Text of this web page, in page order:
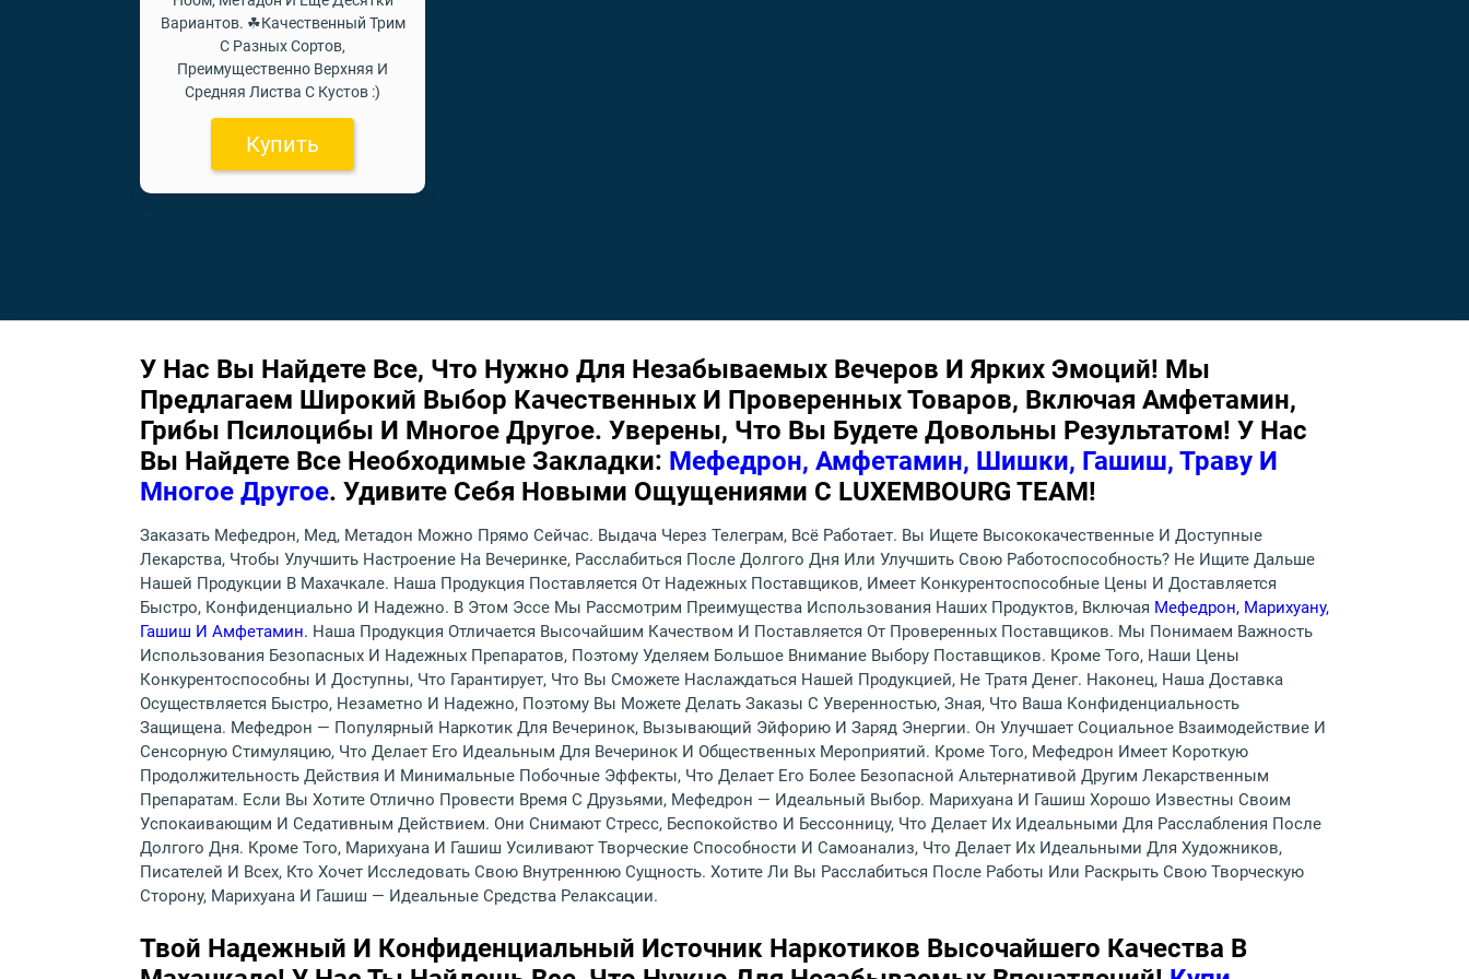
Вариантов. ☘Качественный Трим
С Разных Сортов,
Преимущественно Верхняя И
Средняя Листва С Кустов :)
Купить
У Нас Вы Найдете Все, Что Нужно Для Незабываемых Вечеров И Ярких Эмоций! Мы
Предлагаем Широкий Выбор Качественных И Проверенных Товаров, Включая Амфетамин,
Грибы Псилоцибы И Многое Другое. Уверены, Что Вы Будете Довольны Результатом! У Нас
Вы Найдете Все Необходимые Закладки: Мефедрон, Амфетамин, Шишки, Гашиш, Траву И
Многое Другое. Удивите Себя Новыми Ощущениями С LUXEMBOURG TEAM!
Заказать Мефедрон, Мед, Метадон Можно Прямо Сейчас. Выдача Через Телеграм, Всё Работает. Вы Ищете Высококачественные И Доступные
Лекарства, Чтобы Улучшить Настроение На Вечеринке, Расслабиться После Долгого Дня Или Улучшить Свою Работоспособность? Не Ищите Дальше
Нашей Продукции В Махачкале. Наша Продукция Поставляется От Надежных Поставщиков, Имеет Конкурентоспособные Цены И Доставляется
Быстро, Конфиденциально И Надежно. В Этом Эссе Мы Рассмотрим Преимущества Использования Наших Продуктов, Включая Мефедрон, Марихуану,
Гашиш И Амфетамин. Наша Продукция Отличается Высочайшим Качеством И Поставляется От Проверенных Поставщиков. Мы Понимаем Важность
Использования Безопасных И Надежных Препаратов, Поэтому Уделяем Большое Внимание Выбору Поставщиков. Кроме Того, Наши Цены
Конкурентоспособны И Доступны, Что Гарантирует, Что Вы Сможете Наслаждаться Нашей Продукцией, Не Тратя Денег. Наконец, Наша Доставка
Осуществляется Быстро, Незаметно И Надежно, Поэтому Вы Можете Делать Заказы С Уверенностью, Зная, Что Ваша Конфиденциальность
Защищена. Мефедрон — Популярный Наркотик Для Вечеринок, Вызывающий Эйфорию И Заряд Энергии. Он Улучшает Социальное Взаимодействие И
Сенсорную Стимуляцию, Что Делает Его Идеальным Для Вечеринок И Общественных Мероприятий. Кроме Того, Мефедрон Имеет Короткую
Продолжительность Действия И Минимальные Побочные Эффекты, Что Делает Его Более Безопасной Альтернативой Другим Лекарственным
Препаратам. Если Вы Хотите Отлично Провести Время С Друзьями, Мефедрон — Идеальный Выбор. Марихуана И Гашиш Хорошо Известны Своим
Успокаивающим И Седативным Действием. Они Снимают Стресс, Беспокойство И Бессонницу, Что Делает Их Идеальными Для Расслабления После
Долгого Дня. Кроме Того, Марихуана И Гашиш Усиливают Творческие Способности И Самоанализ, Что Делает Их Идеальными Для Художников,
Писателей И Всех, Кто Хочет Исследовать Свою Внутреннюю Сущность. Хотите Ли Вы Расслабиться После Работы Или Раскрыть Свою Творческую
Сторону, Марихуана И Гашиш — Идеальные Средства Релаксации.
Твой Надежный И Конфиденциальный Источник Наркотиков Высочайшего Качества В